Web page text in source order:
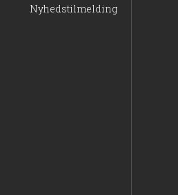
Nyhedstilmelding